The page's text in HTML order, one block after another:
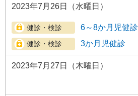
2023年7月26日（水曜日）
6～8か月児健診
3か月児健診
2023年7月27日（木曜日）